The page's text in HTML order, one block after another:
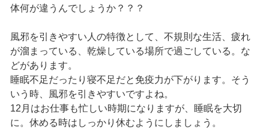
体何が違うんでしょうか？？？
風邪を引きやすい人の特徴として、不規則な生活、疲れ
が溜まっている、乾燥している場所で過ごしている。な
どがあります。
睡眠不足だったり寝不足だと免疫力が下がります。そう
いう時、風邪を引きやすいですよね。
12月はお仕事も忙しい時期になりますが、睡眠を大切
に。休める時はしっかり休むようにしましょう。